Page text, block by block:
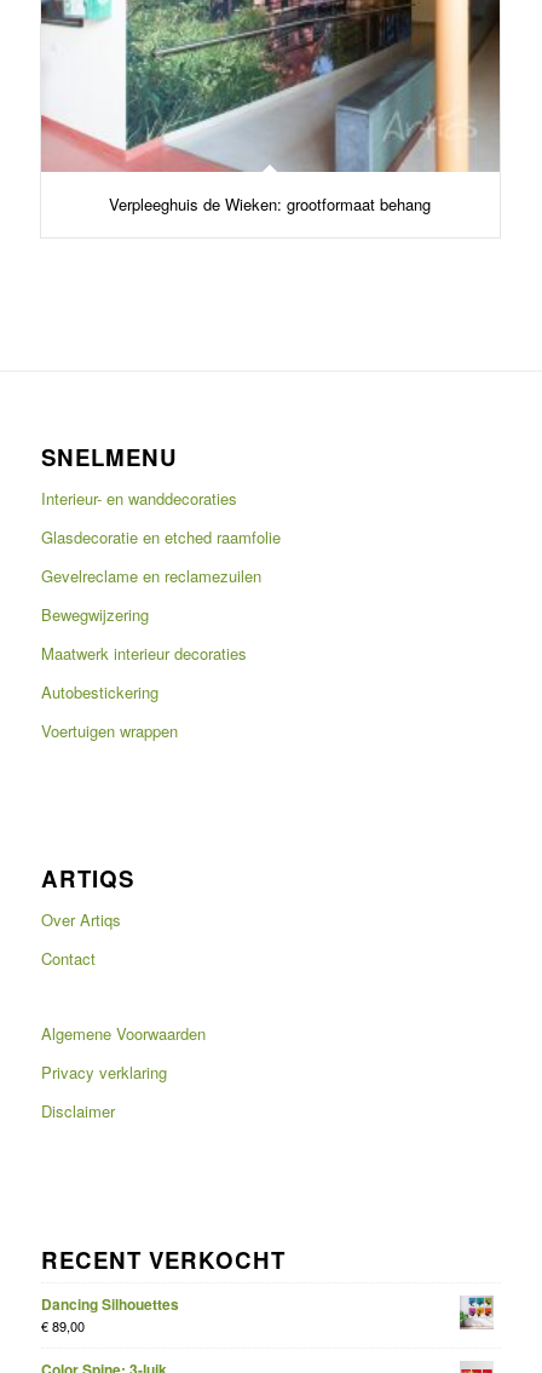
Verpleeghuis de Wieken: grootformaat behang
SNELMENU
Interieur- en wanddecoraties
Glasdecoratie en etched raamfolie
Gevelreclame en reclamezuilen
Bewegwijzering
Maatwerk interieur decoraties
Autobestickering
Voertuigen wrappen
ARTIQS
Over Artiqs
Contact
Algemene Voorwaarden
Privacy verklaring
Disclaimer
RECENT VERKOCHT
Dancing Silhouettes
€89,00